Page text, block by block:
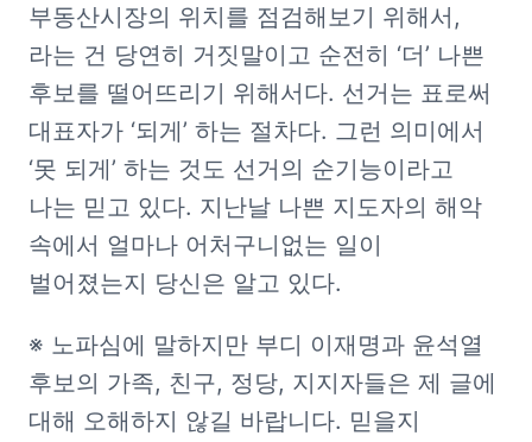
부동산시장의 위치를 점검해보기 위해서,
라는 건 당연히 거짓말이고 순전히 ‘더’ 나쁜
후보를 떨어뜨리기 위해서다. 선거는 표로써
대표자가 ‘되게’ 하는 절차다. 그런 의미에서
‘못 되게’ 하는 것도 선거의 순기능이라고
나는 믿고 있다. 지난날 나쁜 지도자의 해악
속에서 얼마나 어처구니없는 일이
벌어졌는지 당신은 알고 있다.
※ 노파심에 말하지만 부디 이재명과 윤석열
후보의 가족, 친구, 정당, 지지자들은 제 글에
대해 오해하지 않길 바랍니다. 믿을지